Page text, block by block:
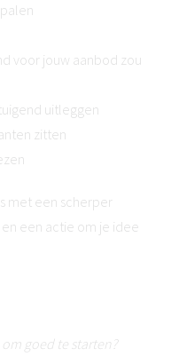
voor jouw aanbod zou
uitleggen
zitten
met een scherper
een actie om je idee
goed te starten?